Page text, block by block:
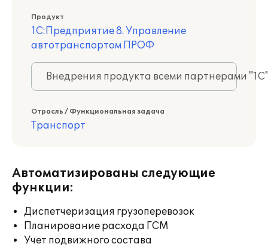
Продукт
1С:Предприятие 8. Управление
автотранспортом ПРОФ
Внедрения продукта всеми партнерами
Отрасль / Функциональная задача
Транспорт
Автоматизированы следующие
функции:
Диспетчеризация грузоперевозок
Планирование расхода ГСМ
Учет подвижного состава